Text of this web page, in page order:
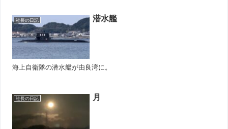
社長の日記 潜水艦
海上自衛隊の潜水艦が由良湾に。
社長の日記 月